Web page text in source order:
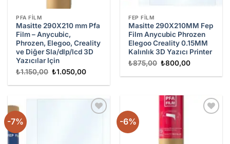
PFA FILM
Masitte 290X210 mm Pfa
Film – Anycubic,
Phrozen, Elegoo, Creality
ve Diğer Sla/dlp/lcd 3D
Yazıcılar Için
₺1.150,00 Orijinal
₺1.150,00.
₺1.050,00Şu
fiyat:
FEP FILM
Masitte 290X210MM Fep
Film Anycubic Phrozen
Elegoo Creality 0.15MM
Kalınlık 3D Yazıcı Printer
₺875,00 Orijinal
₺875,00.
₺800,00Şu
fiyat:
-7% -6%